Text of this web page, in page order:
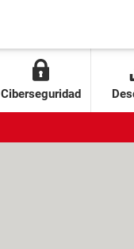
Ciberseguridad